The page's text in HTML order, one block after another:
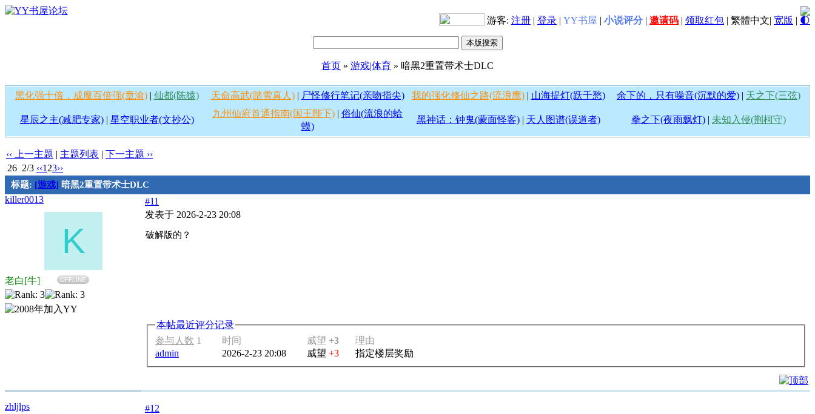
游客: 注册 | 登录 | YY书屋 | 小说评分 | 邀请码 | 领取红包 | 繁體中文| 宽版 | 🌓
首页 » 游戏|体育 » 暗黑2重置带术士DLC
黑化强十倍，成魔百倍强(章渝)| 仙都(陈猿) 天命高武(踏雪真人)| 尸怪修行笔记(亲吻指尖) 我的强化修仙之路(流浪鹰)| 山海提灯(跃千愁) 余下的，只有噪音(沉默的爱) | 天之下(三弦)
星辰之主(减肥专家)| 星空职业者(文抄公)
九州仙府首通指南(国王陛下) | 俗仙(流浪的蛤
蟆)
黑神话：钟鬼(蒙面怪客)| 天人图谱(误道者) 拳之下(夜雨飘灯) | 未知入侵(荆柯守)
‹‹ 上一主题 | 主题列表 | 下一主题 ››
26 2/3 ‹‹1 23››
标题: [游戏] 暗黑2重置带术士DLC
killer0013
K
老白[牛] OFFLINE
#11
发表于 2026-2-23 20:08
破解版的？
本帖最近评分记录
参与人数 1 时间 威望 +3
理由
admin
2026-2-23 20:08 威望 +3 指定楼层奖励
zhljlps
#12